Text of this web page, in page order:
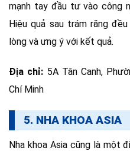
mạnh tay đầu tư vào công
Hiệu quả sau trám răng
lòng và ưng ý với kết quả.
Địa chỉ: 5A Tân Canh,
Chí Minh
5. NHA KHOA ASIA
Nha khoa Asia cũng là một